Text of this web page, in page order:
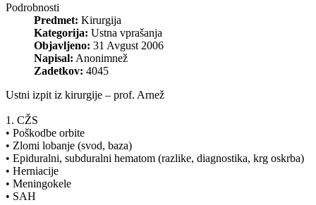
Podrobnosti
Predmet: Kirurgija
Kategorija: Ustna vprašanja
Objavljeno: 31 Avgust 2006
Napisal: Anonimnež
Zadetkov: 4045
Ustni izpit iz kirurgije – prof. Arnež
1. CŽS
• Poškodbe orbite
• Zlomi lobanje (svod, baza)
• Epiduralni, subduralni hematom (razlike, diagnostika, krg oskrba)
• Herniacije
• Meningokele
• SAH